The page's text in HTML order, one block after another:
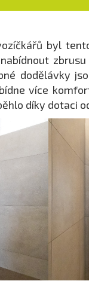
byl
dodělávky
více
díky dotaci